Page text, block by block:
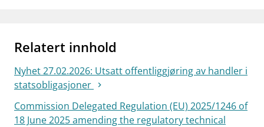
Relatert innhold
Nyhet 27.02.2026: Utsatt offentliggjøring av handler i
statsobligasjoner
Commission Delegated Regulation (EU) 2025/1246 of
18 June 2025 amending the regulatory technical